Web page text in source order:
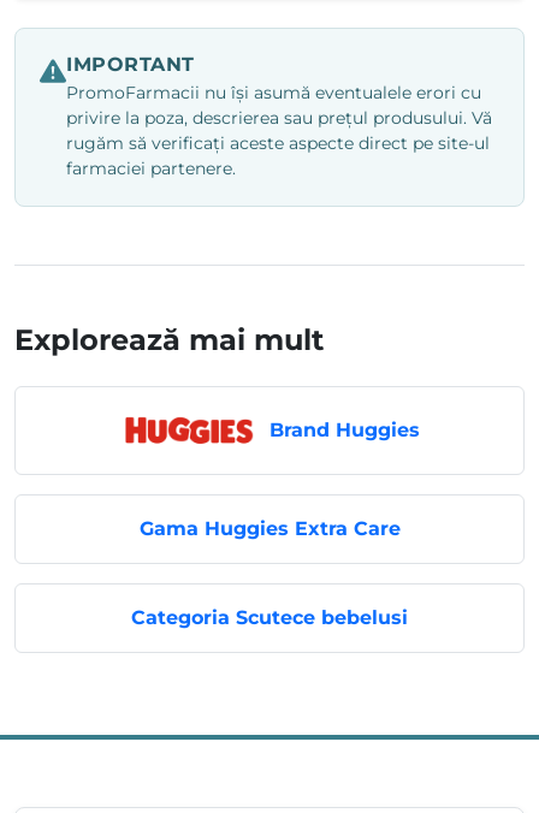
IMPORTANT
PromoFarmacii nu își asumă eventualele erori cu
privire la poza, descrierea sau prețul produsului. Vă
rugăm să verificați aceste aspecte direct pe site-ul
farmaciei partenere.
Explorează mai mult
Brand Huggies
Gama Huggies Extra Care
Categoria Scutece bebelusi